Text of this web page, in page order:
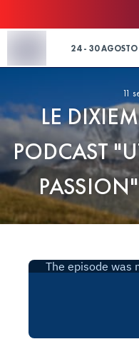
24 - 30
11
LE
PODCAST